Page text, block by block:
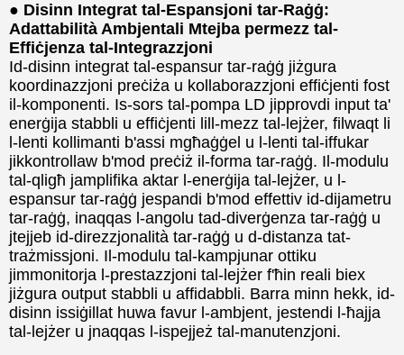
● Disinn Integrat tal-Espansjoni tar-Raġġ:
Adattabilità Ambjentali Mtejba permezz tal-
Effiċjenza tal-Integrazzjoni
Id-disinn integrat tal-espansur tar-raġġ jiżgura
koordinazzjoni preċiża u kollaborazzjoni effiċjenti fost
il-komponenti. Is-sors tal-pompa LD jipprovdi input ta'
enerġija stabbli u effiċjenti lill-mezz tal-lejżer, filwaqt li
l-lenti kollimanti b'assi mgħaġġel u l-lenti tal-iffukar
jikkontrollaw b'mod preċiż il-forma tar-raġġ. Il-modulu
tal-qligħ jamplifika aktar l-enerġija tal-lejżer, u l-
espansur tar-raġġ jespandi b'mod effettiv id-dijametru
tar-raġġ, inaqqas l-angolu tad-diverġenza tar-raġġ u
jtejjeb id-direzzjonalità tar-raġġ u d-distanza tat-
trażmissjoni. Il-modulu tal-kampjunar ottiku
jimmonitorja l-prestazzjoni tal-lejżer f'ħin reali biex
jiżgura output stabbli u affidabbli. Barra minn hekk, id-
disinn issiġillat huwa favur l-ambjent, jestendi l-ħajja
tal-lejżer u jnaqqas l-ispejjeż tal-manutenzjoni.